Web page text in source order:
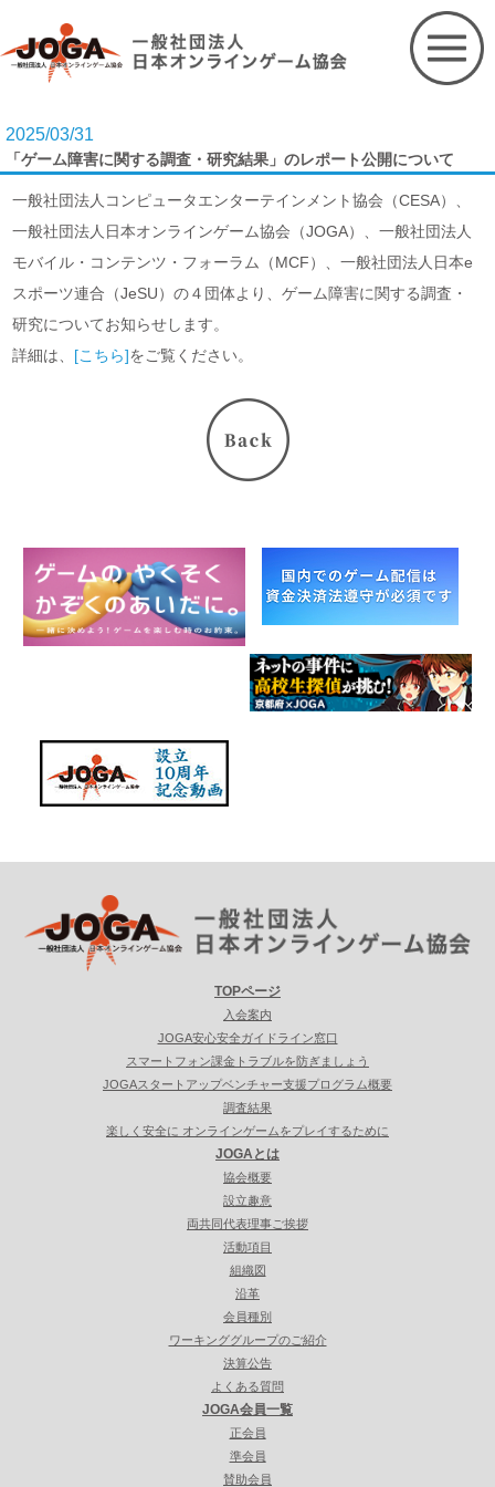
content
2025/03/31
「ゲーム障害に関する調査・研究結果」のレポート公開について
一般社団法人コンピュータエンターテインメント協会（CESA）、
一般社団法人日本オンラインゲーム協会（JOGA）、一般社団法人
モバイル・コンテンツ・フォーラム（MCF）、一般社団法人日本e
スポーツ連合（JeSU）の４団体より、ゲーム障害に関する調査・
研究についてお知らせします。
詳細は、 [こちら]をご覧ください。
TOPページ
入会案内
JOGA安心安全ガイドライン窓口
スマートフォン課金トラブルを防ぎましょう
JOGAスタートアップベンチャー支援プログラム概要
調査結果
楽しく安全に オンラインゲームをプレイするために
JOGAとは
協会概要
設立趣意
両共同代表理事ご挨拶
活動項目
組織図
沿革
会員種別
ワーキンググループのご紹介
決算公告
よくある質問
JOGA会員一覧
正会員
準会員
賛助会員